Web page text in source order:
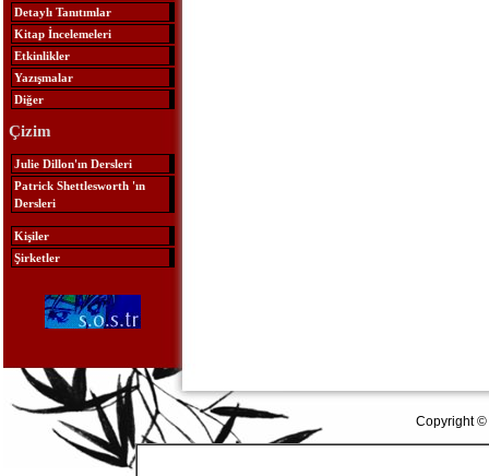
Detaylı Tanıtımlar
Kitap İncelemeleri
Etkinlikler
Yazışmalar
Diğer
Çizim
Julie Dillon'ın Dersleri
Patrick Shettlesworth 'ın
Dersleri
Kişiler
Şirketler
Copyright ©